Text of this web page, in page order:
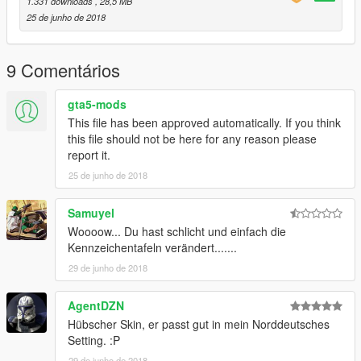
a5/vehicles.rpf/" or the last patchday!
TheLaw
Find me on Discord, Facebook and GTA5-mods:
Discord
Facebook
GTA5-Mods
Find TopMods on Facebook and GTA5-mods:
Homepage - TopMods
Facebook - TopMods
GTA5-Mods - TopMods
By downloading and using the contents of this archive you
agree to the following terms:
25 de junho de 2018
9 Comentários
gta5-mods
This file has been approved automatically. If you think
this file should not be here for any reason please
report it.
25 de junho de 2018
Samuyel
Woooow... Du hast schlicht und einfach die
Kennzeichentafeln verändert.......
29 de junho de 2018
AgentDZN
Hübscher Skin, er passt gut in mein Norddeutsches
Setting. :P